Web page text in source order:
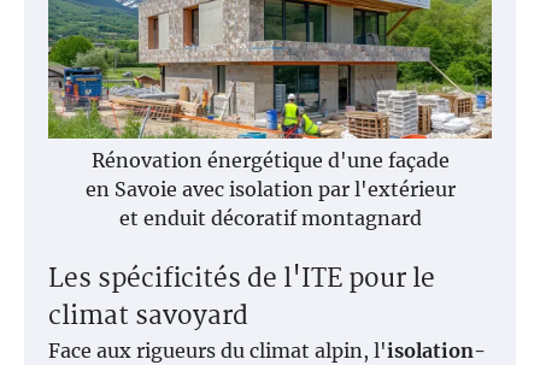
Rénovation énergétique d'une façade
en Savoie avec isolation par l'extérieur
et enduit décoratif montagnard
Les spécificités de l'ITE pour le
climat savoyard
Face aux rigueurs du climat alpin, l'isolation-